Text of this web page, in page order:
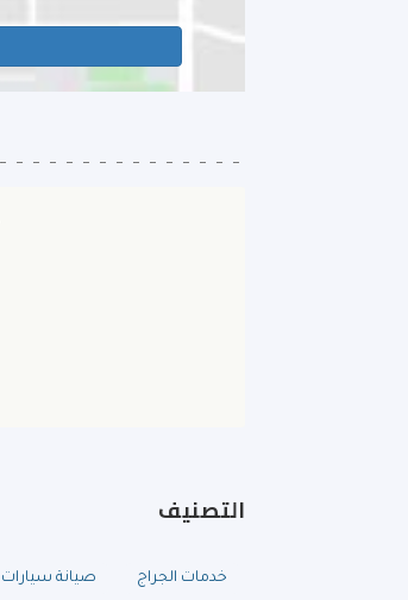
التصنيف
خدمات الجراج صيانة سيارات